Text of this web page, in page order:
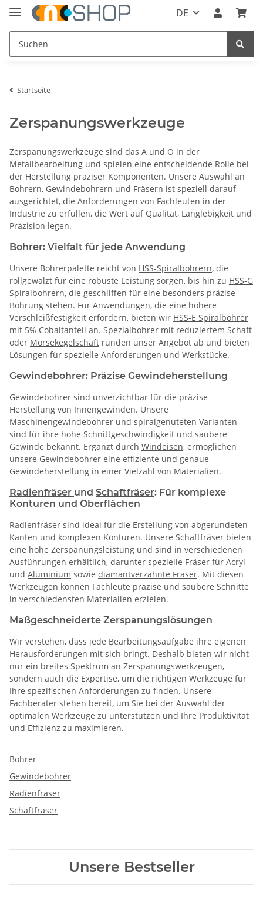
DE
Startseite
Zerspanungswerkzeuge
Zerspanungswerkzeuge sind das A und O in der
Metallbearbeitung und spielen eine entscheidende Rolle bei
der Herstellung präziser Komponenten. Unsere Auswahl an
Bohrern, Gewindebohrern und Fräsern ist speziell darauf
ausgerichtet, die Anforderungen von Fachleuten in der
Industrie zu erfüllen, die Wert auf Qualität, Langlebigkeit und
Präzision legen.
Bohrer: Vielfalt für jede Anwendung
Unsere Bohrerpalette reicht von HSS-Spiralbohrern, die
rollgewalzt für eine robuste Leistung sorgen, bis hin zu HSS-G
Spiralbohrern, die geschliffen für eine besonders präzise
Bohrung stehen. Für Anwendungen, die eine höhere
Verschleißfestigkeit erfordern, bieten wir HSS-E Spiralbohrer
mit 5% Cobaltanteil an. Spezialbohrer mit reduziertem Schaft
oder Morsekegelschaft runden unser Angebot ab und bieten
Lösungen für spezielle Anforderungen und Werkstücke.
Gewindebohrer: Präzise Gewindeherstellung
Gewindebohrer sind unverzichtbar für die präzise
Herstellung von Innengewinden. Unsere
Maschinengewindebohrer und spiralgenuteten Varianten
sind für ihre hohe Schnittgeschwindigkeit und saubere
Gewinde bekannt. Ergänzt durch Windeisen, ermöglichen
unsere Gewindebohrer eine effiziente und genaue
Gewindeherstellung in einer Vielzahl von Materialien.
Radienfräser und Schaftfräser: Für komplexe
Konturen und Oberflächen
Radienfräser sind ideal für die Erstellung von abgerundeten
Kanten und komplexen Konturen. Unsere Schaftfräser bieten
eine hohe Zerspanungsleistung und sind in verschiedenen
Ausführungen erhältlich, darunter spezielle Fräser für Acryl
und Aluminium sowie diamantverzahnte Fräser. Mit diesen
Werkzeugen können Fachleute präzise und saubere Schnitte
in verschiedensten Materialien erzielen.
Maßgeschneiderte Zerspanungslösungen
Wir verstehen, dass jede Bearbeitungsaufgabe ihre eigenen
Herausforderungen mit sich bringt. Deshalb bieten wir nicht
nur ein breites Spektrum an Zerspanungswerkzeugen,
sondern auch die Expertise, um die richtigen Werkzeuge für
Ihre spezifischen Anforderungen zu finden. Unsere
Fachberater stehen bereit, um Sie bei der Auswahl der
optimalen Werkzeuge zu unterstützen und Ihre Produktivität
und Effizienz zu maximieren.
Bohrer
Gewindebohrer
Radienfräser
Schaftfräser
Unsere Bestseller